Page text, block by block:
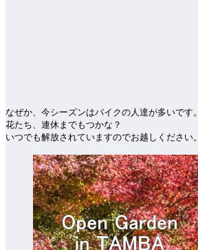
なぜか、今シーズンはバイクの人達が多いです。
花たち、連休までもつかな？
いつでも解放されていますのでお越しください。